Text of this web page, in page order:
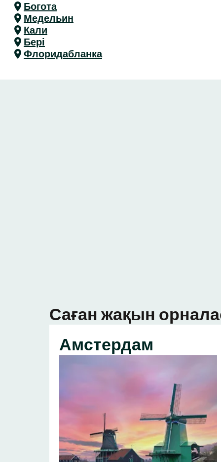
Богота
Медельин
Кали
Бері
Флоридабланка
Саған жақын
Амстердам